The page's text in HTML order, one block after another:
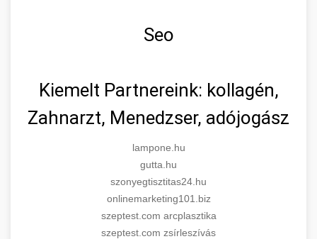
Seo
Kiemelt Partnereink: kollagén,
Zahnarzt, Menedzser, adójogász
lampone.hu
gutta.hu
szonyegtisztitas24.hu
onlinemarketing101.biz
szeptest.com arcplasztika
szeptest.com zsírleszívás